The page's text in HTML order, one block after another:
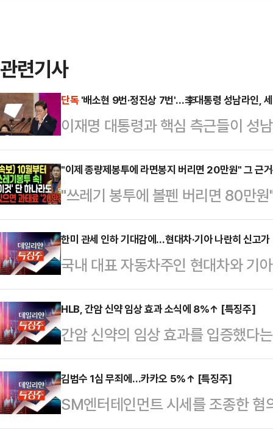
관련기사
단독 '배소현 9번·정진상 7번'…李대통령 성남라인,
이재명 대통령과 핵심 측근들이 성
들여 업무용 휴대전화를 빈번하게
통령실 제1부속실장이 국정감사 기
사안과도 무관치 않다는 분석이다.
김장겸 국민의힘 의원이 21일 성남
직 7급으로 근무했던 배소현 씨는
를 사용하며 9차례나 기기를 변경
부터 동행한 측근이다. …
"이제 종량제봉투에 라면봉지 버리면 20만원" 그 근
"쓰레기 봉투에 볼펜 버리면 80만
만원 과태료"최근 유튜브를 중심으
가짜 뉴스가 확산하고 있다.20일
부 유튜브 영상에 대해 "사실이 아
된 것으로 보이는 한 유튜브 영상
원'이라는 인물이 나와 '라면·과자
용기를 제대로 세척하지 않고 버려
부…
한미 관세 인하 기대감에…현대차·기아 나란히 신고
국내 대표 자동차주인 현대차와 기
일 한국거래소에 따르면 이날 오전
7.06%(1만7500원) 오른 26만
6000원까지 치솟아 52주 신고가
대비 4.45%(5100원) 오른 11만
만9700원까지 올라 52주 신고가
서 열리는 아시아·태평양경제협력
HLB, 간암 신약 임상 효과 소식에 8%↑ [특징주]
간암 신약의 임상 효과를 입증했다
름세를 보이고 있다.한국거래소에
에서 HLB는 전 거래일 대비
4만6800원에 거래되기도 했다.같
전장보다 4.05% 오른 1만4910원
김범수 1심 무죄에…카카오 5%↑ [특징주]
SM엔터테인먼트 시세를 조종한 혐
쇄신위원장이 1심에서 무죄를 선고